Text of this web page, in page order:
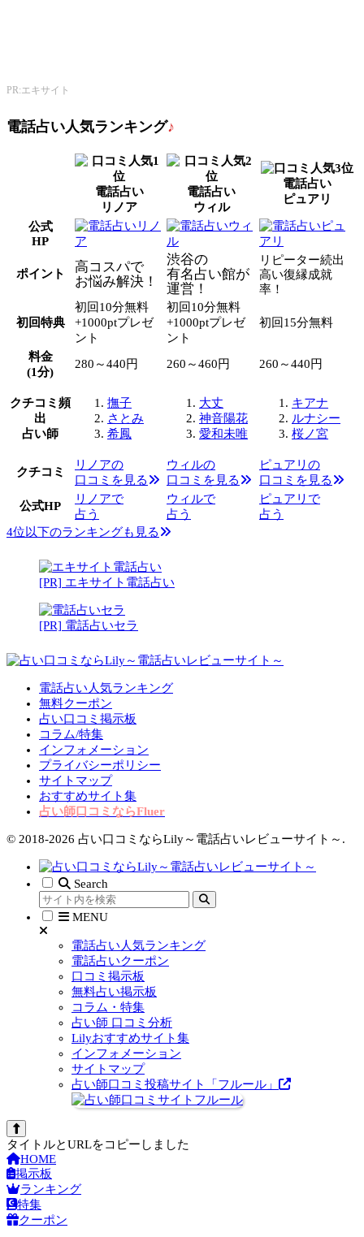
PR:エキサイト
電話占い人気ランキング♪
電話占い
リノア
電話占い
ウィル
電話占い
ピュアリ
公式
HP
ポイント
高コスパで
お悩み解決！
渋谷の
有名占い館が
運営！
リピーター続出
高い復縁成就
率！
初回特典
初回10分無料
+1000ptプレゼ
ント
初回10分無料
+1000ptプレゼ
ント
初回15分無料
料金
(1分)
280～440円 260～460円 260～440円
クチコミ頻
出
占い師
撫子
さとみ
希鳳
大丈
神音陽花
愛和未唯
キアナ
ルナシー
桜ノ宮
クチコミ
リノアの
口コミを見る
ウィルの
口コミを見る
ピュアリの
口コミを見る
公式HP
リノアで
占う
ウィルで
占う
ピュアリで
占う
4位以下のランキングも見る
[PR] エキサイト電話占い
[PR] 電話占いセラ
電話占い人気ランキング
無料クーポン
占い口コミ掲示板
コラム/特集
インフォメーション
プライバシーポリシー
サイトマップ
おすすめサイト集
占い師口コミならFluer
© 2018-2026 占い口コミならLily～電話占いレビューサイト～.
Search
MENU
電話占い人気ランキング
電話占いクーポン
口コミ掲示板
無料占い掲示板
コラム・特集
占い師 口コミ分析
Lilyおすすめサイト集
インフォメーション
サイトマップ
占い師口コミ投稿サイト「フルール」
タイトルとURLをコピーしました
HOME
掲示板
ランキング
特集
クーポン